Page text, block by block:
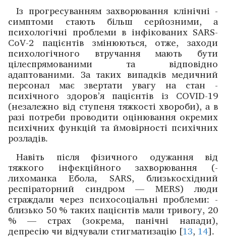
Із прогресуванням захворювання клінічні ­
симптоми стають більш серйозними, а
психологічні проблеми в інфікованих SARS-
CoV-2 пацієнтів змінюються, отже, заходи
психологічного втручання мають бути
цілеспрямова­ними та відповідно
адаптованими. За таких випадків медичний
персонал має звертати увагу на стан ­
психічного здоров’я пацієнтів із COVID-19
(незалежно від ступеня тяжкості хвороби), а в
разі потреби ­проводити ­оцінювання окремих
психічних функцій та ймовірності психічних
розладів.
Навіть після фізичного ­одужання від
тяжкого інфекційного захворювання (­
лихоманка Ебола, SARS, близько­східний
респіраторний синдром — MERS) люди
страждали через психосоціальні ­проблеми: ­
близько 50 % таких пацієнтів мали тривогу, 20
% — страх (зокрема, паніч­ні напади),
депресію чи відчували стигма­тизацію [13, 14].